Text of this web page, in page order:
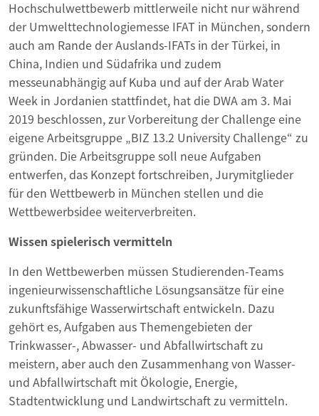
Hochschulwettbewerb mittlerweile nicht nur während
der Umwelttechnologiemesse IFAT in München, sondern
auch am Rande der Auslands-IFATs in der Türkei, in
China, Indien und Südafrika und zudem
messeunabhängig auf Kuba und auf der Arab Water
Week in Jordanien stattfindet, hat die DWA am 3. Mai
2019 beschlossen, zur Vorbereitung der Challenge eine
eigene Arbeitsgruppe „BIZ 13.2 University Challenge“ zu
gründen. Die Arbeitsgruppe soll neue Aufgaben
entwerfen, das Konzept fortschreiben, Jurymitglieder
für den Wettbewerb in München stellen und die
Wettbewerbsidee weiterverbreiten.
Wissen spielerisch vermitteln
In den Wettbewerben müssen Studierenden-Teams
ingenieurwissenschaftliche Lösungsansätze für eine
zukunftsfähige Wasserwirtschaft entwickeln. Dazu
gehört es, Aufgaben aus Themengebieten der
Trinkwasser-, Abwasser- und Abfallwirtschaft zu
meistern, aber auch den Zusammenhang von Wasser-
und Abfallwirtschaft mit Ökologie, Energie,
Stadtentwicklung und Landwirtschaft zu vermitteln.